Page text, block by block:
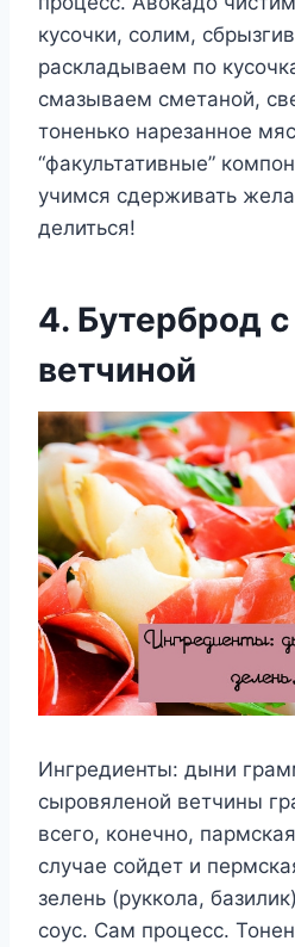
кусочки, солим,
раскладываем по
смазываем сметаной,
тоненько нарезанное
“факультативные”
учимся сдерживать
делиться!
4. Бутерброд
ветчиной
Ингредиенты: дыни
сыровяленой ветчины
всего, конечно,
случае сойдет и
зелень (руккола,
соус. Сам процесс.